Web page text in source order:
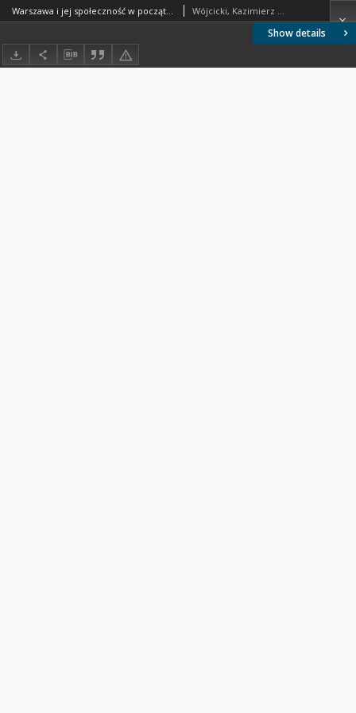
Show details
Warszawa i jej społeczność w początkach naszego stulecia Wójcicki, Kazimierz Władysław (1807-1879)